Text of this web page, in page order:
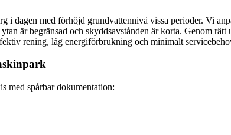
dagen med förhöjd grundvattennivå vissa perioder. Vi
är begränsad och skyddsavstånden är korta. Genom
rening, låg energiförbrukning och minimalt
med spårbar dokumentation: